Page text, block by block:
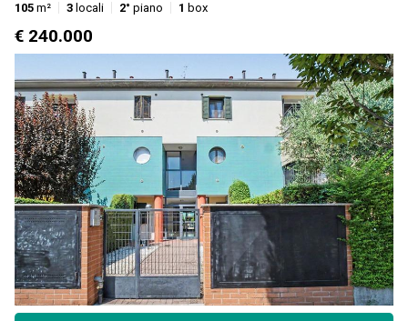
105 m² 3 locali 2° piano 1 box
€ 240.000